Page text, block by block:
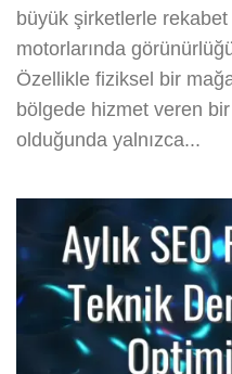
büyük şirketlerle
motorlarında
Özellikle fiziksel bir
bölgede hizmet veren
olduğunda yalnızca...